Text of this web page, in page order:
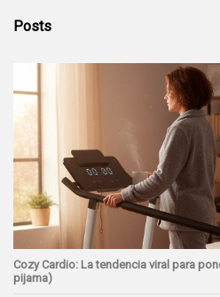
Posts
Cozy Cardio: La tendencia viral para
pijama)